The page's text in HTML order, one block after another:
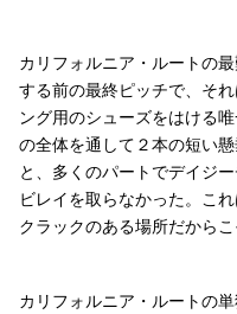
カリフォルニア・ルートの
する前の最終ピッチで、そ
ング用のシューズをはける
の全体を通して２本の短い
と、多くのパートでデイジ
ビレイを取らなかった。こ
クラックのある場所だからこ
カリフォルニア・ルートの